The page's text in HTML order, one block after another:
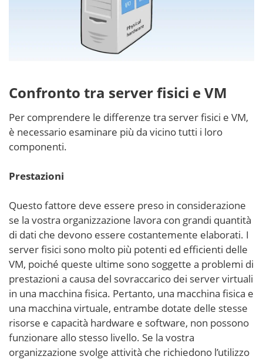
Confronto tra server fisici e VM
Per comprendere le differenze tra server fisici e VM,
è necessario esaminare più da vicino tutti i loro
componenti.
Prestazioni
Questo fattore deve essere preso in considerazione
se la vostra organizzazione lavora con grandi quantità
di dati che devono essere costantemente elaborati. I
server fisici sono molto più potenti ed efficienti delle
VM, poiché queste ultime sono soggette a problemi di
prestazioni a causa del sovraccarico dei server virtuali
in una macchina fisica. Pertanto, una macchina fisica e
una macchina virtuale, entrambe dotate delle stesse
risorse e capacità hardware e software, non possono
funzionare allo stesso livello. Se la vostra
organizzazione svolge attività che richiedono l’utilizzo